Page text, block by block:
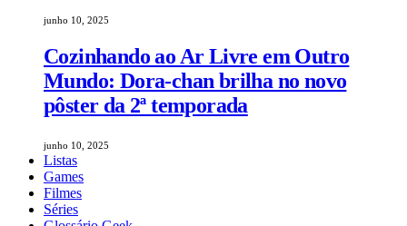
junho 10, 2025
Cozinhando ao Ar Livre em Outro
Mundo: Dora-chan brilha no novo
pôster da 2ª temporada
junho 10, 2025
Listas
Games
Filmes
Séries